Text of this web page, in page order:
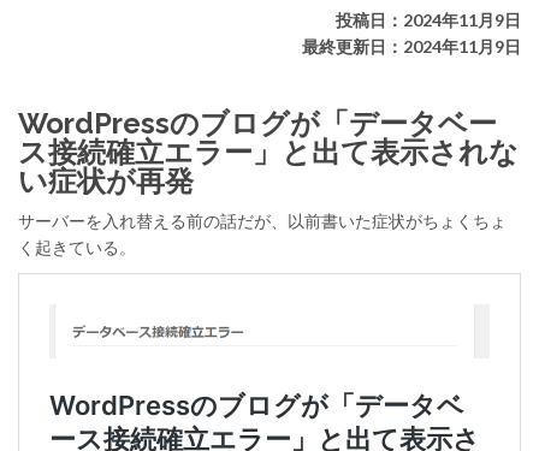
投稿日：2024年11月9日
最終更新日：2024年11月9日
WordPressのブログが「データベー
ス接続確立エラー」と出て表示されな
い症状が再発
サーバーを入れ替える前の話だが、以前書いた症状がちょくちょ
く起きている。